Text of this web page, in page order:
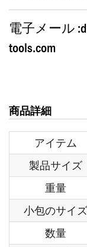
電子メール :
tools.com
商品詳細
アイテム
製品サイズ
重量
小包のサイズ
数量